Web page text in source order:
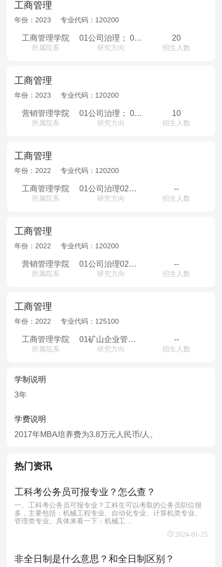
工商管理
年份： 2023 专业代码： 120200
工商管理学院
所属院系
01公司治理； 02人力资源管理与组织行为； 03市场营销与电子商务； 04财务与会计； 05运营与供应链管理
研究方向
20
招生人数
工商管理
年份： 2023 专业代码： 120200
营销管理学院
所属院系
01公司治理； 02人力资源管理与组织行为； 03市场营销与电子商务； 04运营与供应链管理； 05财务与会计
研究方向
10
招生人数
工商管理
年份： 2022 专业代码： 120200
工商管理学院
所属院系
01公司治理02人力资源管理与组织行为03市场营销与电子商务04财务与会计05运营与供应链管理
研究方向
--
招生人数
工商管理
年份： 2022 专业代码： 120200
营销管理学院
所属院系
01公司治理02人力资源管理与组织行为03市场营销与电子商务04运营与供应链管理05财务与会计
研究方向
--
招生人数
工商管理
年份： 2022 专业代码： 125100
工商管理学院
所属院系
01矿山企业管理02创新创业管理03财务管理04市场营销与电子商务05人力资源管理
研究方向
--
招生人数
学制说明
3年
学费说明
2017年MBA培养费为3.8万元人民币/人。
热门资讯
工科考公务员可报专业？怎么查？
一、工科考公务员可报专业？工科生可以考取的公务员职位很
多，主要包括：机械工程专业、自动化专业、计算机类专业、
管理类专业。具体来看一下：机械工...
2024-01-25
非全日制是什么意思？和全日制区别？